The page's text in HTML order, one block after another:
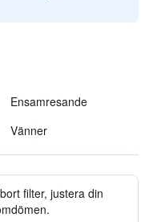
Ensamresande
Vänner
filter, justera din